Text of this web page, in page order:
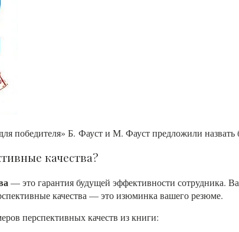
победителя» Б. Фауст и М. Фауст предложили
качества?
— это гарантия будущей эффективности сотрудника.
качества — это изюминка вашего резюме.
перспективных качеств из книги: